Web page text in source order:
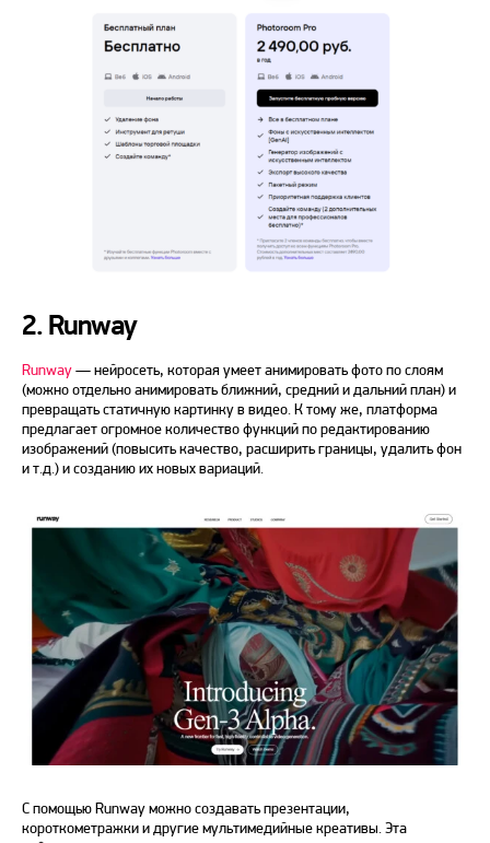
2. Runway
Runway— нейросеть, которая умеет анимировать фото по слоям
(можно отдельно анимировать ближний, средний и дальний план) и
превращать статичную картинку в видео. К тому же, платформа
предлагает огромное количество функций по редактированию
изображений(повысить качество, расширить границы, удалить фон
и т.д.) и созданию их новых вариаций.
С помощью Runway можно создавать презентации,
короткометражки и другие мультимедийные креативы. Эта